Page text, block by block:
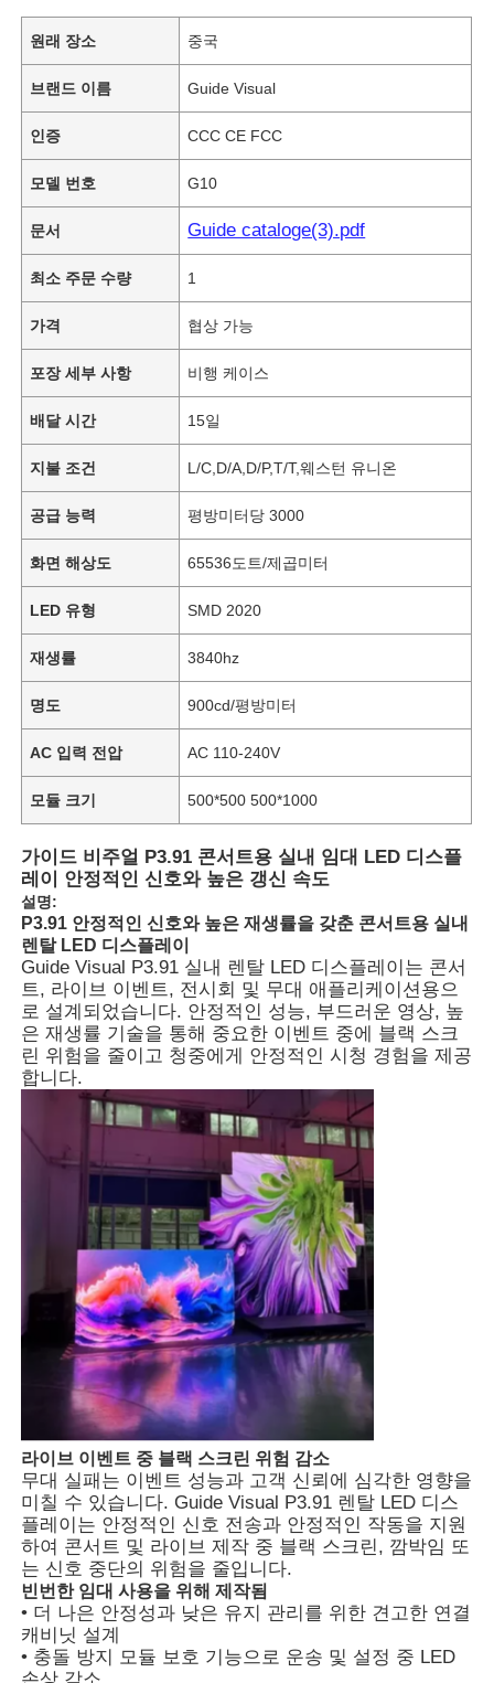
홈
제품
비디오
원래 장소 중국
브랜드 이름 Guide Visual
인증 CCC CE FCC
모델 번호 G10
문서 Guide cataloge(3).pdf
최소 주문 수량 1
가격 협상 가능
포장 세부 사항 비행 케이스
배달 시간 15일
지불 조건 L/C,D/A,D/P,T/T,웨스턴 유니온
공급 능력 평방미터당 3000
화면 해상도 65536도트/제곱미터
LED 유형 SMD 2020
재생률 3840hz
명도 900cd/평방미터
AC 입력 전압 AC 110-240V
모듈 크기 500*500 500*1000
가이드 비주얼 P3.91 콘서트용 실내 임대 LED 디스플
레이 안정적인 신호와 높은 갱신 속도
설명:
P3.91 안정적인 신호와 높은 재생률을 갖춘 콘서트용 실내
렌탈 LED 디스플레이
Guide Visual P3.91 실내 렌탈 LED 디스플레이는 콘서
트, 라이브 이벤트, 전시회 및 무대 애플리케이션용으
로 설계되었습니다. 안정적인 성능, 부드러운 영상, 높
은 재생률 기술을 통해 중요한 이벤트 중에 블랙 스크
린 위험을 줄이고 청중에게 안정적인 시청 경험을 제공
합니다.
라이브 이벤트 중 블랙 스크린 위험 감소
무대 실패는 이벤트 성능과 고객 신뢰에 심각한 영향을
미칠 수 있습니다. Guide Visual P3.91 렌탈 LED 디스
플레이는 안정적인 신호 전송과 안정적인 작동을 지원
하여 콘서트 및 라이브 제작 중 블랙 스크린, 깜박임 또
는 신호 중단의 위험을 줄입니다.
빈번한 임대 사용을 위해 제작됨
• 더 나은 안정성과 낮은 유지 관리를 위한 견고한 연결
캐비닛 설계
• 충돌 방지 모듈 보호 기능으로 운송 및 설정 중 LED
손상 감소